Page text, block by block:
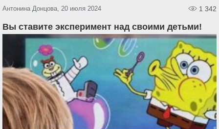
Антонина Донцова, 20 июля 2024 1 342
Вы ставите эксперимент над своими детьми!